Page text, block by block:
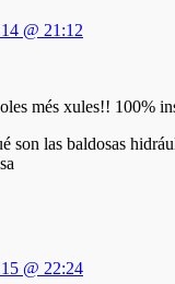
@ 21:12
més xules!! 100%
son las baldosas
@ 22:24